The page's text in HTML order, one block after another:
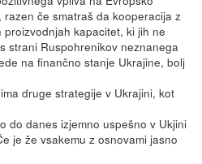
če smatraš da kooperacija z
kapacitet, ki jih ne
strani Ruspohrenikov neznanega
na finančno stanje Ukrajine, bolj
druge strategije v Ukrajini, kot
do danes izjemno uspešno v Ukjini
je že vsakemu z osnovami jasno